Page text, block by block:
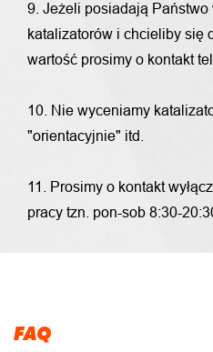
9. Jeżeli posiadają
katalizatorów i chcieliby się
wartość prosimy o kontakt
10. Nie wyceniamy
"orientacyjnie" itd.
11. Prosimy o kontakt
pracy tzn. pon-sob 8:30-
FAQ